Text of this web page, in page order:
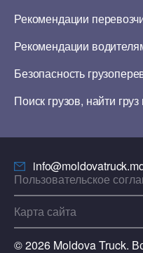
Рекомендации
Рекомендации
Безопасность
Поиск грузов, найти
© 2026 Moldova Truck.
Пользовательское
Карта сайта